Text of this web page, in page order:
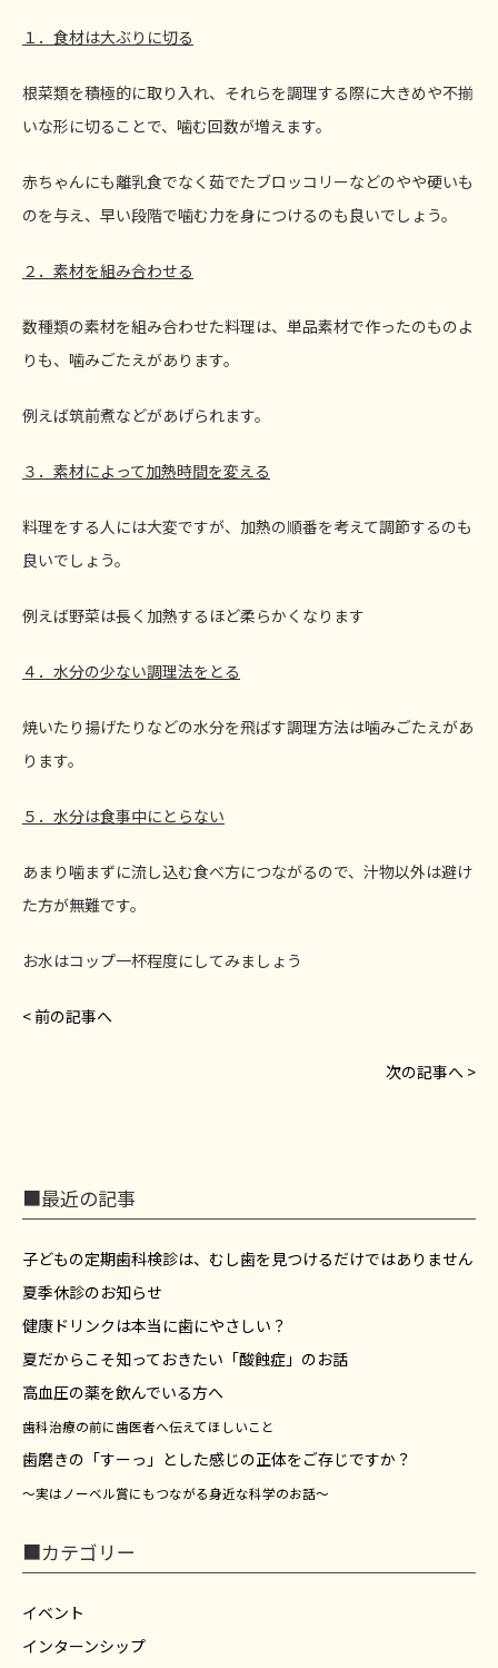
１． 食材は大ぶりに切る
根菜類を積極的に取り入れ、それらを調理する際に大きめや不揃
いな形に切ることで、噛む回数が増えます。
赤ちゃんにも離乳食でなく茹でたブロッコリーなどのやや硬いも
のを与え、早い段階で噛む力を身につけるのも良いでしょう。
２．素材を組み合わせる
数種類の素材を組み合わせた料理は、単品素材で作ったのものよ
りも、噛みごたえがあります。
例えば筑前煮などがあげられます。
３．素材によって加熱時間を変える
料理をする人には大変ですが、加熱の順番を考えて調節するのも
良いでしょう。
例えば野菜は長く加熱するほど柔らかくなります
４．水分の少ない調理法をとる
焼いたり揚げたりなどの水分を飛ばす調理方法は噛みごたえがあ
ります。
５．水分は食事中にとらない
あまり噛まずに流し込む食べ方につながるので、汁物以外は避け
た方が無難です。
お水はコップ一杯程度にしてみましょう
< 前の記事へ
次の記事へ >
■最近の記事
子どもの定期歯科検診は、むし歯を見つけるだけではありません
夏季休診のお知らせ
健康ドリンクは本当に歯にやさしい？
夏だからこそ知っておきたい「酸蝕症」のお話
高血圧の薬を飲んでいる方へ
歯科治療の前に歯医者へ伝えてほしいこと
歯磨きの「すーっ」とした感じの正体をご存じですか？
～実はノーベル賞にもつながる身近な科学のお話～
■カテゴリー
イベント
インターンシップ